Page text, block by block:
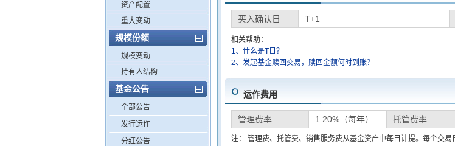
资产配置
重大变动
规模份额
规模变动
持有人结构
基金公告
全部公告
发行运作
分红公告
买入确认日 T+1
相关帮助：
1、什么是T日？
2、发起基金赎回交易，赎回金额何时到账？
运作费用
管理费率 1.20%（每年） 托管费率
注： 管理费、托管费、销售服务费从基金资产中每日计提。每个交